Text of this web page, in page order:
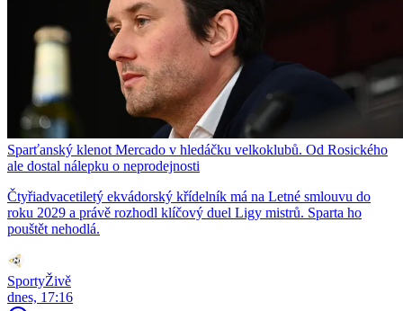
Sparťanský klenot Mercado v hledáčku velkoklubů. Od Rosického
ale dostal nálepku o neprodejnosti
Čtyřiadvacetiletý ekvádorský křídelník má na Letné smlouvu do
roku 2029 a právě rozhodl klíčový duel Ligy mistrů. Sparta ho
pouštět nehodlá.
SportyŽivě
dnes, 17:16